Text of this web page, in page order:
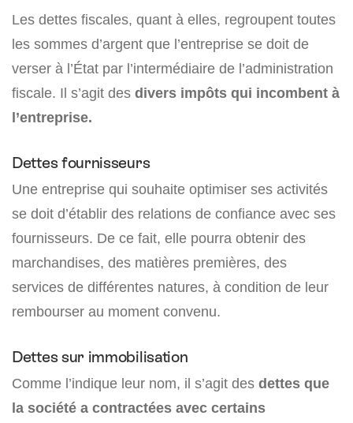
Les dettes fiscales, quant à elles, regroupent toutes
les sommes d’argent que l’entreprise se doit de
verser à l’État par l’intermédiaire de l’administration
fiscale. Il s’agit des divers impôts qui incombent à
l’entreprise.
Dettes fournisseurs
Une entreprise qui souhaite optimiser ses activités
se doit d’établir des relations de confiance avec ses
fournisseurs. De ce fait, elle pourra obtenir des
marchandises, des matières premières, des
services de différentes natures, à condition de leur
rembourser au moment convenu.
Dettes sur immobilisation
Comme l’indique leur nom, il s’agit des dettes que
la société a contractées avec certains